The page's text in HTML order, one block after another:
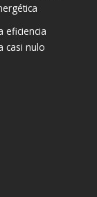
eficiencia
casi nulo